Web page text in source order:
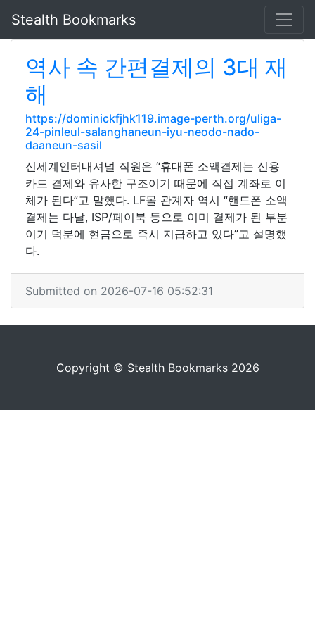
Stealth Bookmarks
역사 속 간편결제의 3대 재
해
https://dominickfjhk119.image-perth.org/uliga-
24-pinleul-salanghaneun-iyu-neodo-nado-
daaneun-sasil
신세계인터내셔널 직원은 “휴대폰 소액결제는 신용
카드 결제와 유사한 구조이기 때문에 직접 계좌로 이
체가 된다”고 말했다. LF몰 관계자 역시 “핸드폰 소액
결제는 다날, ISP/페이북 등으로 이미 결제가 된 부분
이기 덕분에 현금으로 즉시 지급하고 있다”고 설명했
다.
Submitted on 2026-07-16 05:52:31
Copyright © Stealth Bookmarks 2026